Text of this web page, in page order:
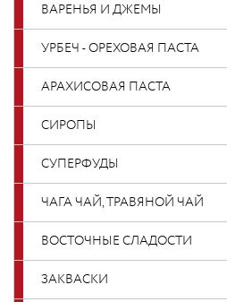
ОПТОВИКАМ
ВАРЕНЬЯ И ДЖЕМЫ
УРБЕЧ - ОРЕХОВАЯ ПАСТА
АРАХИСОВАЯ ПАСТА
СИРОПЫ
СУПЕРФУДЫ
ЧАГА ЧАЙ, ТРАВЯНОЙ ЧАЙ
ВОСТОЧНЫЕ СЛАДОСТИ
ЗАКВАСКИ